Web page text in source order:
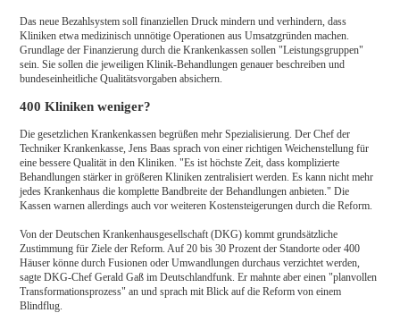
Das neue Bezahlsystem soll finanziellen Druck mindern und verhindern, dass
Kliniken etwa medizinisch unnötige Operationen aus Umsatzgründen machen.
Grundlage der Finanzierung durch die Krankenkassen sollen "Leistungsgruppen"
sein. Sie sollen die jeweiligen Klinik-Behandlungen genauer beschreiben und
bundeseinheitliche Qualitätsvorgaben absichern.
400 Kliniken weniger?
Die gesetzlichen Krankenkassen begrüßen mehr Spezialisierung. Der Chef der
Techniker Krankenkasse, Jens Baas sprach von einer richtigen Weichenstellung für
eine bessere Qualität in den Kliniken. "Es ist höchste Zeit, dass komplizierte
Behandlungen stärker in größeren Kliniken zentralisiert werden. Es kann nicht mehr
jedes Krankenhaus die komplette Bandbreite der Behandlungen anbieten." Die
Kassen warnen allerdings auch vor weiteren Kostensteigerungen durch die Reform.
Von der Deutschen Krankenhausgesellschaft (DKG) kommt grundsätzliche
Zustimmung für Ziele der Reform. Auf 20 bis 30 Prozent der Standorte oder 400
Häuser könne durch Fusionen oder Umwandlungen durchaus verzichtet werden,
sagte DKG-Chef Gerald Gaß im Deutschlandfunk. Er mahnte aber einen "planvollen
Transformationsprozess" an und sprach mit Blick auf die Reform von einem
Blindflug.